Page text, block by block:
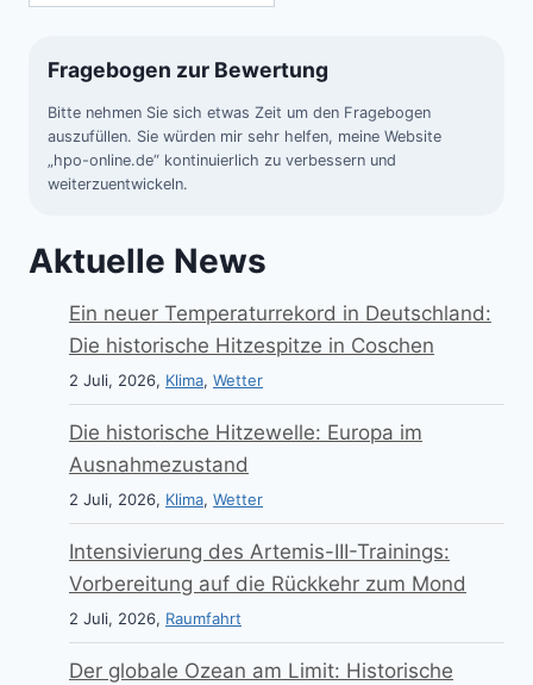
Fragebogen zur Bewertung
Bitte nehmen Sie sich etwas Zeit um den Fragebogen
auszufüllen. Sie würden mir sehr helfen, meine Website
„hpo-online.de“ kontinuierlich zu verbessern und
weiterzuentwickeln.
Aktuelle News
Ein neuer Temperaturrekord in Deutschland:
Die historische Hitzespitze in Coschen
2 Juli, 2026, Klima, Wetter
Die historische Hitzewelle: Europa im
Ausnahmezustand
2 Juli, 2026, Klima, Wetter
Intensivierung des Artemis-III-Trainings:
Vorbereitung auf die Rückkehr zum Mond
2 Juli, 2026, Raumfahrt
Der globale Ozean am Limit: Historische